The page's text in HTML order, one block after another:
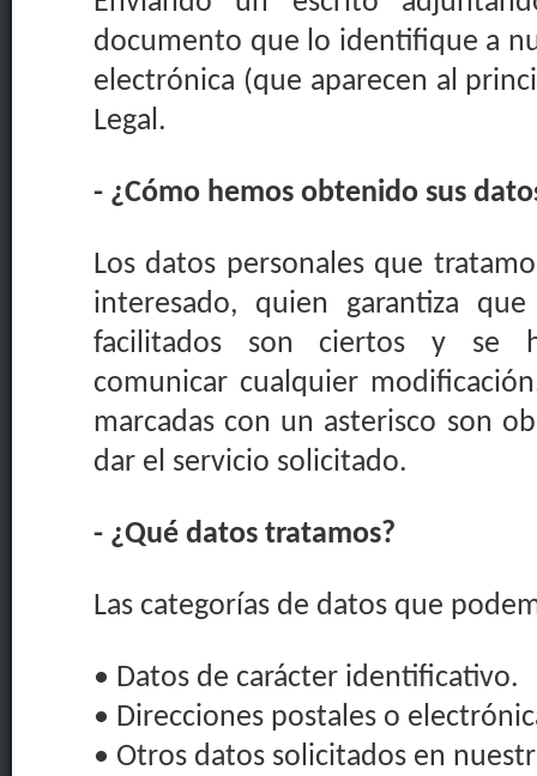
documento que lo identifique a
electrónica (que aparecen al
Legal.
- ¿Cómo hemos obtenido sus
Los datos personales que
interesado, quien garantiza
facilitados son ciertos y se
comunicar cualquier
marcadas con un asterisco son
dar el servicio solicitado.
- ¿Qué datos tratamos?
Las categorías de datos que
• Datos de carácter identificativo.
• Direcciones postales o
• Otros datos solicitados en